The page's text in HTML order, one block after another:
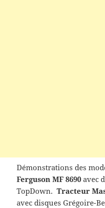
Démonstrations des
Ferguson MF 8690avec
TopDown.Tracteur
avec disques Grégoire-